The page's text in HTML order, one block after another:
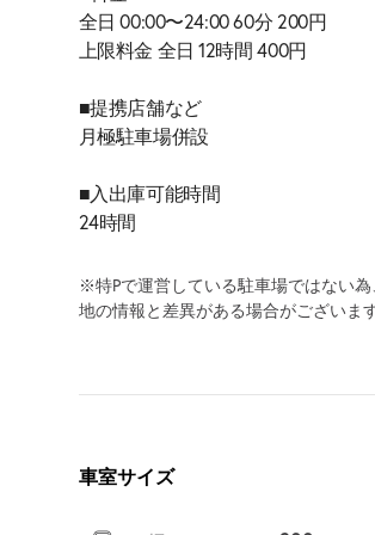
全日 00:00〜24:00 60分 200円
上限料金 全日 12時間 400円
■提携店舗など
月極駐車場併設
■入出庫可能時間
24時間
※特Pで運営している駐車場ではない
地の情報と差異がある場合がございま
車室サイズ